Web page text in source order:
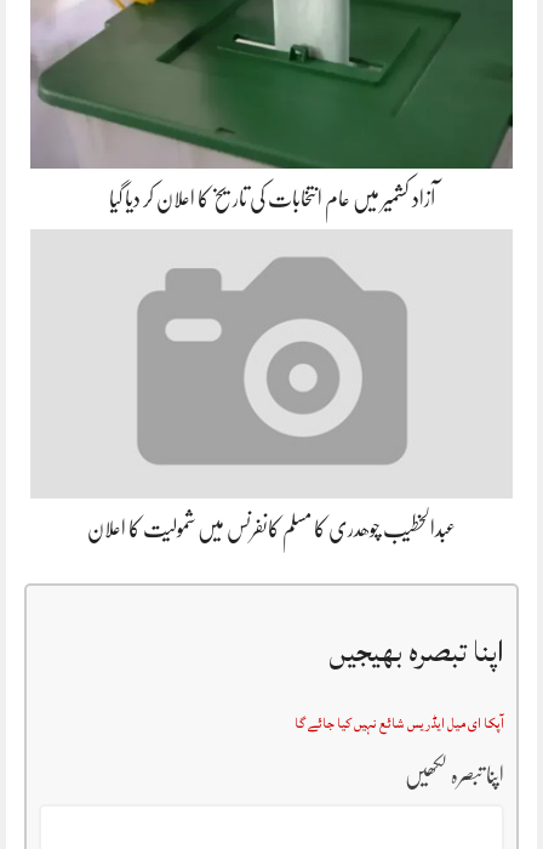
آزاد کشمیر میں عام انتخابات کی تاریخ کا اعلان کر دیا گیا
عبدالخطیب چوھدری کا مسلم کانفرنس میں شمولیت کا اعلان
اپنا تبصرہ بھیجیں
آپکا ای میل ایڈریس شائع نہیں کیا جائے گا
اپنا تبصرہ لکھیں